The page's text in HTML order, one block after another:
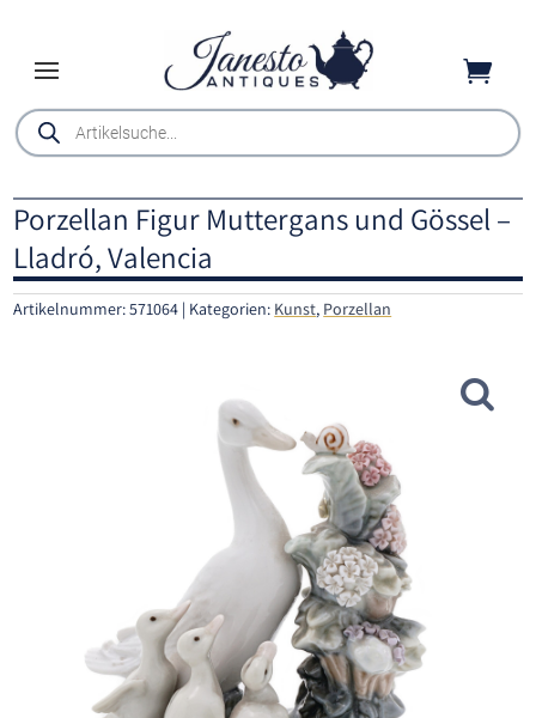

Products
search
Porzellan Figur Muttergans und Gössel –
Lladró, Valencia
Artikelnummer:571064 Kategorien: Kunst, Porzellan